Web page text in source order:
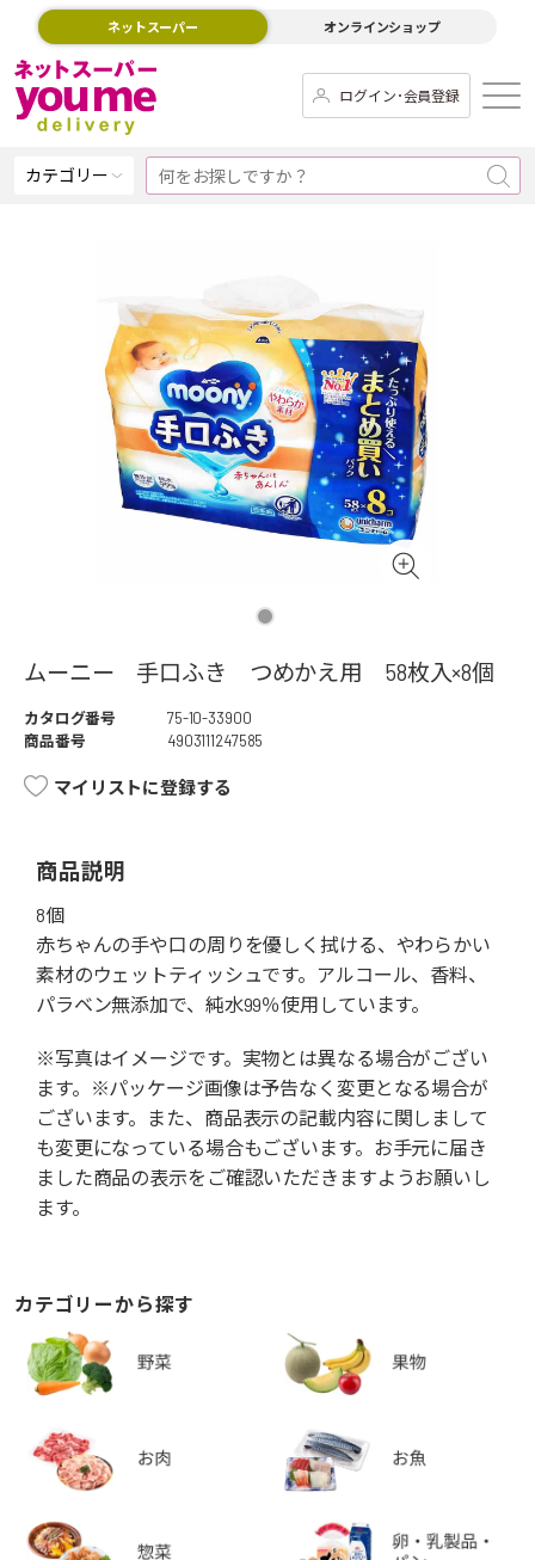
ネットスーパー オンラインショップ
ログイン･会員登録
カテゴリー
ムーニー 手口ふき つめかえ用 58枚入×8個
カタログ番号
75-10-33900
商品番号
4903111247585
マイリストに登録する
商品説明
8個
赤ちゃんの手や口の周りを優しく拭ける、やわらかい
素材のウェットティッシュです。アルコール、香料、
パラベン無添加で、純水99％使用しています。
※写真はイメージです。実物とは異なる場合がござい
ます。※パッケージ画像は予告なく変更となる場合が
ございます。また、商品表示の記載内容に関しまして
も変更になっている場合もございます。お手元に届き
ました商品の表示をご確認いただきますようお願いし
ます。
カテゴリーから探す